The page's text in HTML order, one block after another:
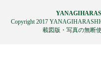
Copyright 2017
載図版・写真の無断